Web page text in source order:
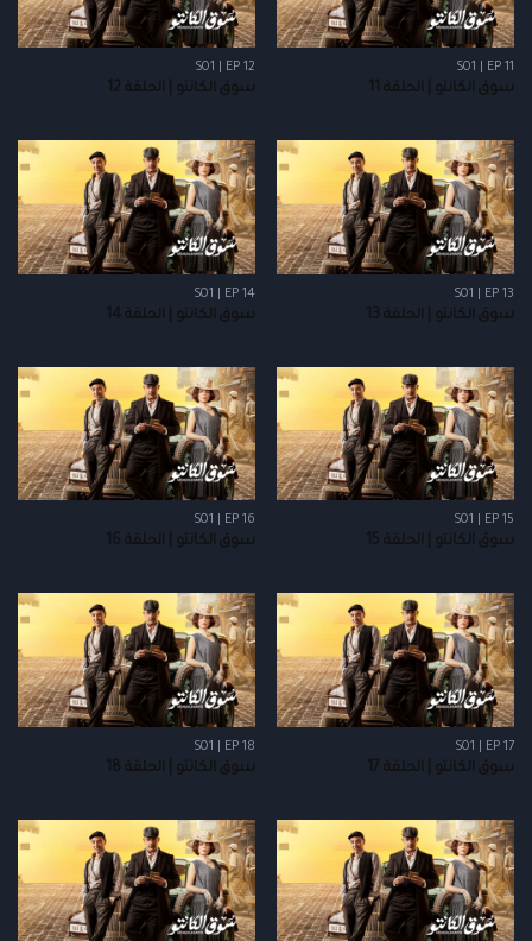
S01 | EP 11
سوق الكانتو | الحلقة 11
S01 | EP 12
سوق الكانتو | الحلقة 12
S01 | EP 13
سوق الكانتو | الحلقة 13
S01 | EP 14
سوق الكانتو | الحلقة 14
S01 | EP 15
سوق الكانتو | الحلقة 15
S01 | EP 16
سوق الكانتو | الحلقة 16
S01 | EP 17
سوق الكانتو | الحلقة 17
S01 | EP 18
سوق الكانتو | الحلقة 18